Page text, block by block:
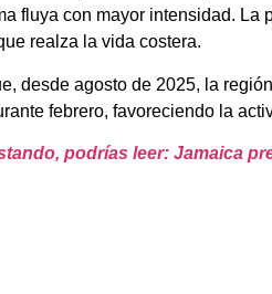
fluya con mayor intensidad. La
realza la vida costera.
desde agosto de 2025, la
febrero, favoreciendo la
podrías leer: Jamaica